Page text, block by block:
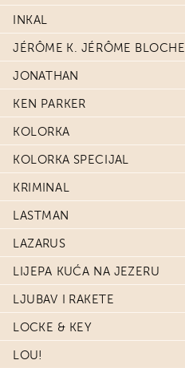
INKAL
JÉRÔME K. JÉRÔME BLOCHE
JONATHAN
KEN PARKER
KOLORKA
KOLORKA SPECIJAL
KRIMINAL
LASTMAN
LAZARUS
LIJEPA KUĆA NA JEZERU
LJUBAV I RAKETE
LOCKE & KEY
LOU!